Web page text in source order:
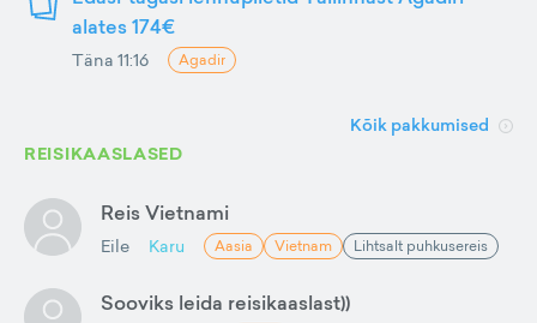
alates 174€
Täna 11:16 Agadir
Kõik pakkumised
REISIKAASLASED
Reis Vietnami
Eile Karu Aasia Vietnam Lihtsalt puhkusereis
Sooviks leida reisikaaslast))